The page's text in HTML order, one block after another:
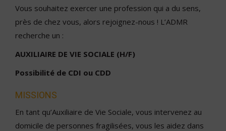
Vous souhaitez exercer une profession qui a du sens,
près de chez vous, alors rejoignez-nous ! L’ADMR
recherche un :
AUXILIAIRE DE VIE SOCIALE (H/F)
Possibilité de CDI ou CDD
MISSIONS
En tant qu’Auxiliaire de Vie Sociale, vous intervenez au
domicile de personnes fragilisées, vous les aidez dans